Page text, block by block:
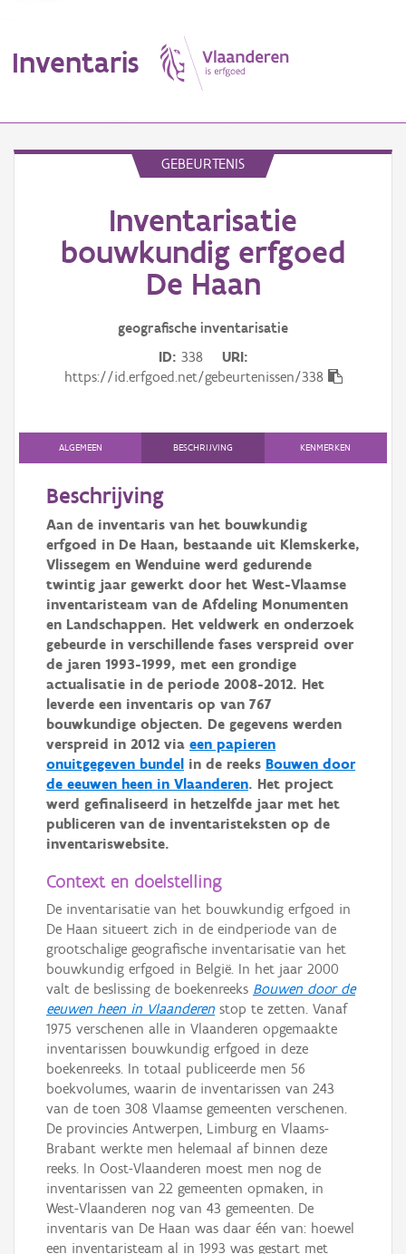
Inventaris
Aanduidingsobject
Gebeurtenis
Downloads
Hergebruik
Aanmelden
GEBEURTENIS
Inventarisatie
bouwkundig erfgoed
De Haan
geografische inventarisatie
ID 338
URI
https://id.erfgoed.net/gebeurtenissen/338
ALGEMEEN BESCHRIJVING KENMERKEN
Beschrijving
Aan de inventaris van het bouwkundig
erfgoed in De Haan, bestaande uit Klemskerke,
Vlissegem en Wenduine werd gedurende
twintig jaar gewerkt door het West-Vlaamse
inventaristeam van de Afdeling Monumenten
en Landschappen. Het veldwerk en onderzoek
gebeurde in verschillende fases verspreid over
de jaren 1993-1999, met een grondige
actualisatie in de periode 2008-2012. Het
leverde een inventaris op van 767
bouwkundige objecten. De gegevens werden
verspreid in 2012 via een papieren
onuitgegeven bundel in de reeks Bouwen door
de eeuwen heen in Vlaanderen. Het project
werd gefinaliseerd in hetzelfde jaar met het
publiceren van de inventaristeksten op de
inventariswebsite.
Context en doelstelling
De inventarisatie van het bouwkundig erfgoed in
De Haan situeert zich in de eindperiode van de
grootschalige geografische inventarisatie van het
bouwkundig erfgoed in België. In het jaar 2000
valt de beslissing de boekenreeks Bouwen door de
eeuwen heen in Vlaanderen stop te zetten. Vanaf
1975 verschenen alle in Vlaanderen opgemaakte
inventarissen bouwkundig erfgoed in deze
boekenreeks. In totaal publiceerde men 56
boekvolumes, waarin de inventarissen van 243
van de toen 308 Vlaamse gemeenten verschenen.
De provincies Antwerpen, Limburg en Vlaams-
Brabant werkte men helemaal af binnen deze
reeks. In Oost-Vlaanderen moest men nog de
inventarissen van 22 gemeenten opmaken, in
West-Vlaanderen nog van 43 gemeenten. De
inventaris van De Haan was daar één van: hoewel
een inventaristeam al in 1993 was gestart met